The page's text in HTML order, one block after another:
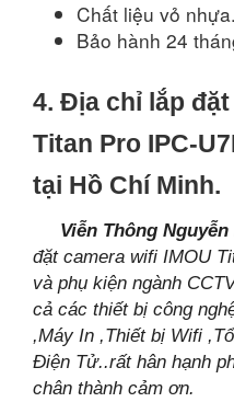
Chất liệu vỏ nhựa.
Bảo hành 24
4. Địa chỉ lắp
Titan Pro IPC-
tại Hồ Chí Minh.
Viễn Thông Nguyễn
đặt camera wifi IMOU
và phụ kiện ngành
cả các thiết bị công
,Máy In ,Thiết bị Wifi
Điện Tử..rất hân hạnh
chân thành cảm ơn.